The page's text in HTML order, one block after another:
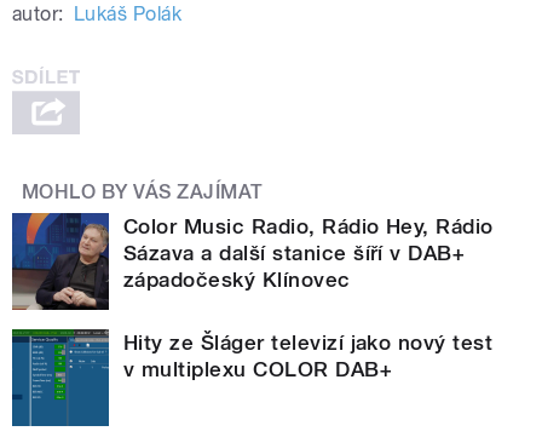
autor: Lukáš Polák
MOHLO BY VÁS ZAJÍMAT
Color Music Radio, Rádio Hey, Rádio
Sázava a další stanice šíří v DAB+
západočeský Klínovec
Hity ze Šláger televizí jako nový test
v multiplexu COLOR DAB+